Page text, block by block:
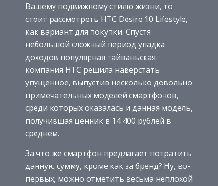
Вашему подвижному стилю жизни, то
стоит рассмотреть HTC Desire 10 Lifestyle,
как вариант для покупки. Спустя
небольшой сложный период упадка
доходов популярная тайваньская
компания HTC решила наверстать
упущенное, выпустив несколько довольно
примечательных моделей смартфонов,
среди которых оказалась и данная модель,
получившая ценник в 14 400 рублей в
среднем.
За что же смартфон предлагает потратить
данную сумму, кроме как за бренд? Ну, во-
первых, можно отметить весьма неплохой